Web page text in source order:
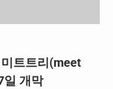
트트리(meet
일 개막